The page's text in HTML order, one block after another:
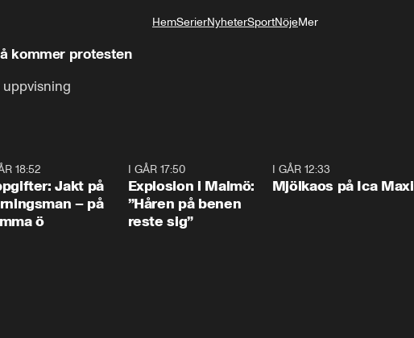
HemSerierNyheterSportNöjeMer
kommer protesten
uppvisning
18:52
Jakt på
– på
ö
I GÅR 17:50
Explosion i Malmö:
”Håren på benen
reste sig”
I GÅR 12:33
Mjölkaos på Ica Maxi